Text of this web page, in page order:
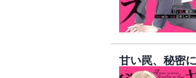
甘い罠、秘密